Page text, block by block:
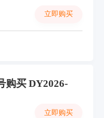
立即购买
购买 DY2026-
立即购买